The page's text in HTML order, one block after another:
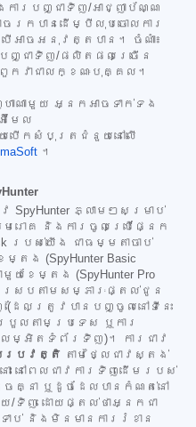
ការបញ្ជាទិញ/អាជ្ញាប័ណ្ណ
កបានដើម្បីលុបចោលការ
អាចអនុវត្តបាន។ ចំណាំ៖
ញ្ជាទិញ/ផលិតផលច្រើន
វាជាលក្ខណៈបុគ្គល។
ណាមួយ អ្នកអាចទាក់ទង
មែល
យបើកសំបុត្រជំនួយនៅលើ
។
ភ្លាមៗសម្រាប់
េរោគ និងការចូលប្រើផ្នែក
របស់យើង ជាធម្មតាចាប់
តង (SpyHunter Basic
យខែម្តង (SpyHunter Pro
ស្របតាមសម្ភារៈផ្តល់ជូន
ែលត្រូវបានបញ្ចូលនៅទីនេះ
រួលតាមប្រទេស ឬការ
ម្អិតទំព័រទិញ)។ ការជាវ
ប្រវត្តិ តាមថ្លៃជាវស្តង់
ះ នៅពេលជាវការទិញដើមរបស់
គ្នា ឬដូចដែលបានកំណត់នៅ
/ទិញ ដោយផ្តល់ថាអ្នកជា
ប់ និងមិនមានការរំខាន